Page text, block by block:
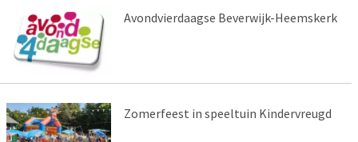
Avondvierdaagse Beverwijk-Heemskerk
Zomerfeest in speeltuin Kindervreugd